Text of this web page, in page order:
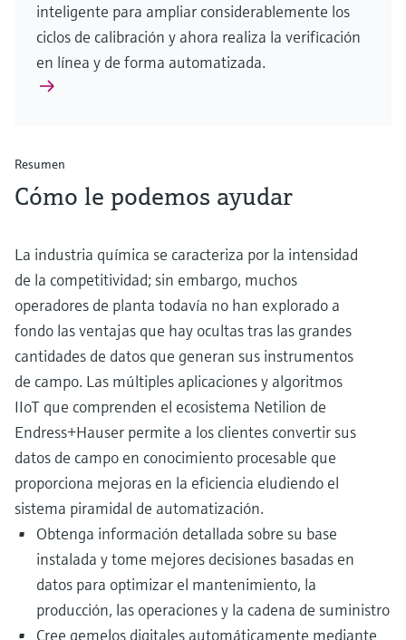
inteligente para ampliar considerablemente los
ciclos de calibración y ahora realiza la verificación
en línea y de forma automatizada.
Resumen
Cómo le podemos ayudar
La industria química se caracteriza por la intensidad
de la competitividad; sin embargo, muchos
operadores de planta todavía no han explorado a
fondo las ventajas que hay ocultas tras las grandes
cantidades de datos que generan sus instrumentos
de campo. Las múltiples aplicaciones y algoritmos
IIoT que comprenden el ecosistema Netilion de
Endress+Hauser permite a los clientes convertir sus
datos de campo en conocimiento procesable que
proporciona mejoras en la eficiencia eludiendo el
sistema piramidal de automatización.
Obtenga información detallada sobre su base
instalada y tome mejores decisiones basadas en
datos para optimizar el mantenimiento, la
producción, las operaciones y la cadena de suministro
Cree gemelos digitales automáticamente mediante